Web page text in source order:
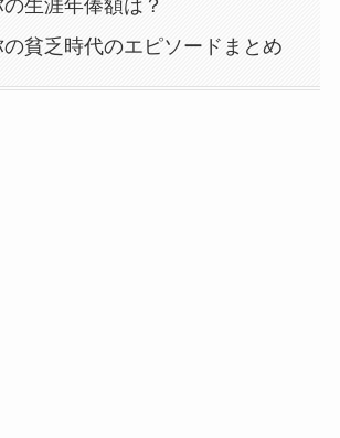
生涯年俸額は？
貧乏時代のエピソードまとめ